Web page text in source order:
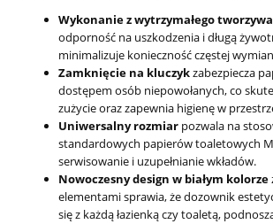
Wykonanie z wytrzymałego tworzywa
odporność na uszkodzenia i długą
minimalizuje konieczność częstej
Zamknięcie na kluczykzabezpiecza
dostępem osób niepowołanych, co
zużycie oraz zapewnia higienę w
Uniwersalny rozmiar pozwala na
standardowych papierów toaletowych
serwisowanie i uzupełnianie wkładów.
Nowoczesny design w białym kolorze
elementami sprawia, że dozownik
się z każdą łazienką czy toaletą,